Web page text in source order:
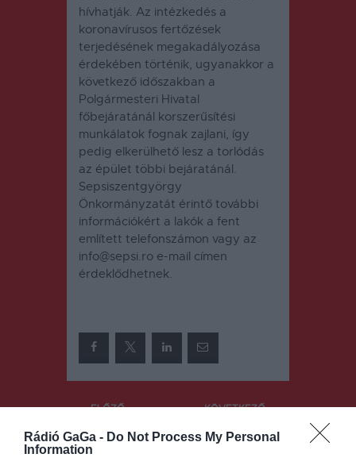
Rádió GaGa - Do Not Process My Personal
Information
hívhatják. Az intézkedés a
koronavírusos fertőzések
terjedésének megakadályozása
érdekében történik, ugyanakkor a
következő időszakban a
Polgármesteri Hivatal
főbejáratánál korszerűsítési
munkálatok fognak zajlani, így
pedig elkerülhető lesz a torlódás
az épület többi bejáratánál.
Sepsiszentgyörgy
Önkormányzatát érintő további
információkért a lakók a fent
említett telefonszámon vagy az
info@sepsi.ro e-mail címen
érdeklődhetnek.
Bejegyzés
navigáció
ELŐZŐ
Minden ágy
KÖVETKEZŐ
Befagyaszto